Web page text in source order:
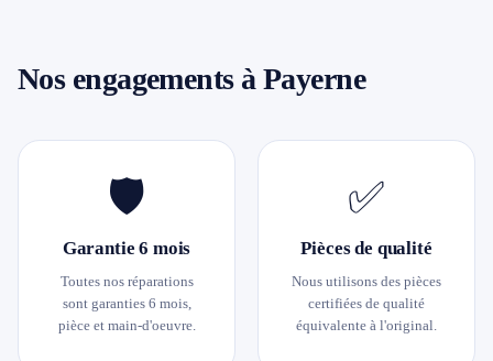
Nos engagements à Payerne
🛡
Garantie 6 mois
Toutes nos réparations
sont garanties 6 mois,
pièce et main-d'oeuvre.
✅
Pièces de qualité
Nous utilisons des pièces
certifiées de qualité
équivalente à l'original.